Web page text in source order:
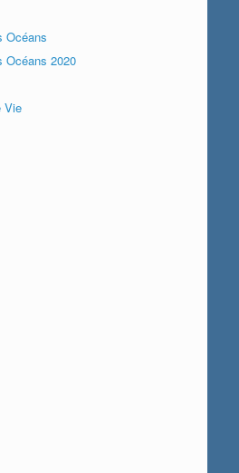
Océans
Océans 2020
Vie